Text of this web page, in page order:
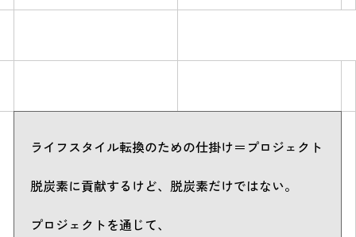
Simulation
Action list
ライフスタイル転換のための仕掛け＝プロジェクト
脱炭素に貢献するけど、脱炭素だけではない。
プロジェクトを通じて、